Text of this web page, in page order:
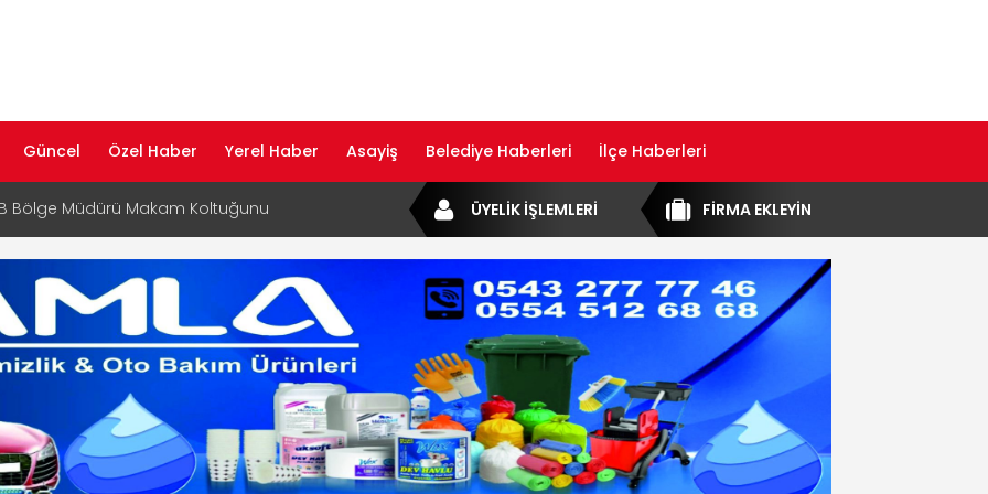
Güncel Özel Haber Yerel Haber Asayiş Belediye Haberleri İlçe Haberleri
Rehberi ile Google ve Yapay Zeka
Öne Çıkın
Rehberi Hizmete Girdi
Yayın Hayatına Başladı | Hızlı ve Akıllı
Dijital Devrim: Rota Sepetim
Bölge Müdürü Makam Koltuğunu
FİRMA EKLEYİN
ÜYELİK İŞLEMLERİ